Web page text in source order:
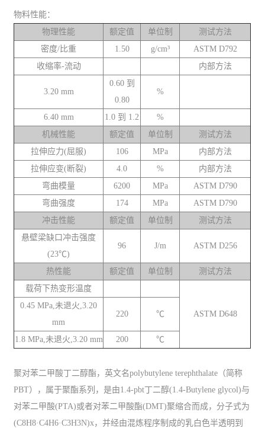
物料性能：
物理性能
额定值 单位制
测试方法
密度/比重
1.50 g/cm³
ASTM D792
收缩率-流动
内部方法
3.20 mm
0.60 到
0.80
%
6.40 mm 1.0 到 1.2
%
机械性能
额定值 单位制
测试方法
拉伸应力(屈服)
106 MPa
内部方法
拉伸应变(断裂)
4.0 %
内部方法
弯曲模量
6200 MPa
ASTM D790
弯曲强度
174 MPa
ASTM D790
冲击性能
额定值 单位制
测试方法
悬壁梁缺口冲击强度
(23℃)
96 J/m ASTM D256
热性能 额定值 单位制
测试方法
载荷下热变形温度
ASTM D648
0.45 MPa,未退火,3.20
mm
220 ℃
1.8 MPa,未退火,3.20 mm 200 ℃
聚对苯二甲酸丁二醇酯，英文名polybutylene terephthalate（简称
PBT），属于聚酯系列，是由1.4-pbt丁二醇(1.4-Butylene glycol)与
对苯二甲酸(PTA)或者对苯二甲酸酯(DMT)聚缩合而成，分子式为
(C8H8·C4H6·C3H3N)x，并经由混炼程序制成的乳白色半透明到